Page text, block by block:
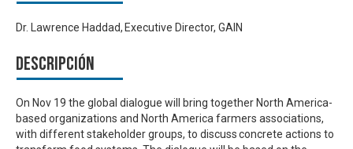
Dr. Lawrence Haddad, Executive Director, GAIN
Descripción
On Nov 19 the global dialogue will bring together North America-
based organizations and North America farmers associations,
with different stakeholder groups, to discuss concrete actions to